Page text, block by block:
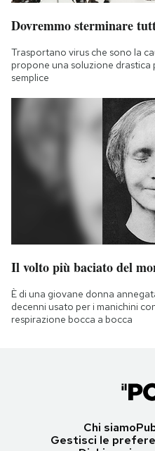
Dovremmo sterminare
Trasportano virus che sono la
propone una soluzione drastica
semplice
Il volto più baciato del
È di una giovane donna
decenni usato per i manichini
respirazione bocca a bocca
Chi siamo
Gestisci le